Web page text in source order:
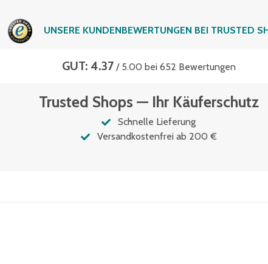
UNSERE KUNDENBEWERTUNGEN BEI TRUSTED
GUT: 4.37/ 5.00 bei 652 Bewertungen
Trusted Shops — Ihr Käuferschutz
Schnelle Lieferung
Versandkostenfrei ab 200 €